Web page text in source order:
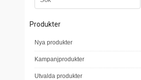
Produkter
Nya produkter
Kampanjprodukter
Utvalda produkter